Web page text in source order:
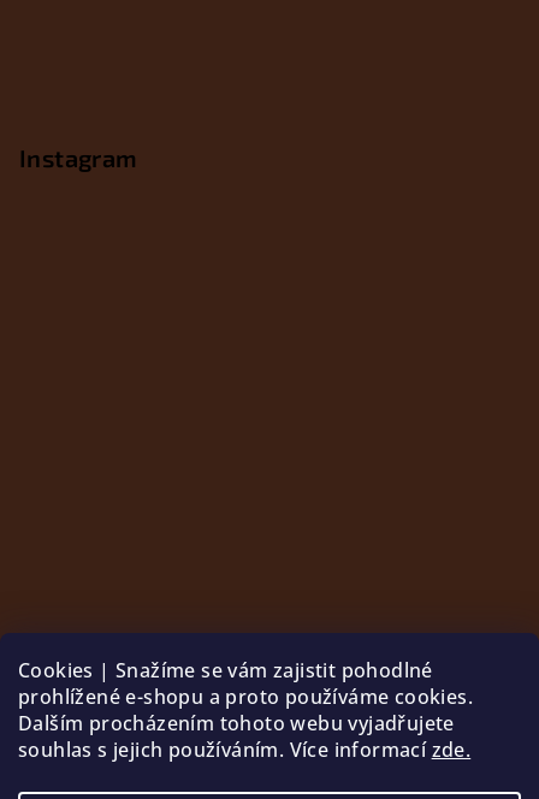
Cookies | Snažíme se vám zajistit pohodlné
prohlížené e-shopu a proto používáme cookies.
Dalším procházením tohoto webu vyjadřujete
souhlas s jejich používáním. Více informacízde.
Instagram